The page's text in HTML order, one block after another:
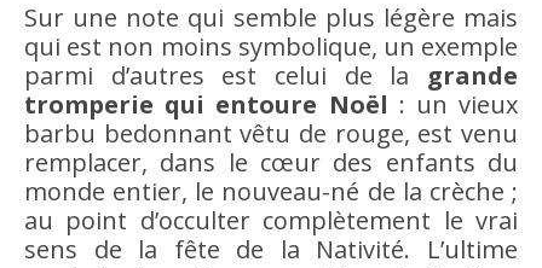
Sur une note qui semble plus légère mais
qui est non moins symbolique, un exemple
parmi d’autres est celui de la grande
tromperie qui entoure Noël : un vieux
barbu bedonnant vêtu de rouge, est venu
remplacer, dans le cœur des enfants du
monde entier, le nouveau-né de la crèche ;
au point d’occulter complètement le vrai
sens de la fête de la Nativité. L’ultime